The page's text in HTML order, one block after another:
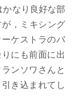
なり良好な部
，ミキシング
ケストラのバ
にも前面に出
ンソワさんと
き込まれてし